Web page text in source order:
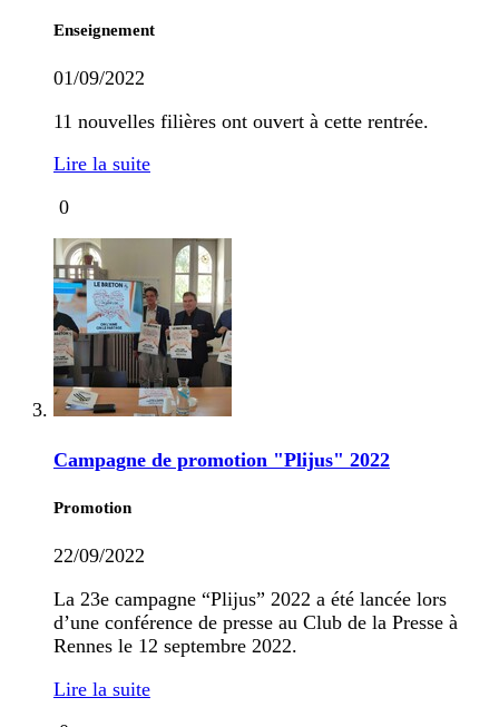
Enseignement
01/09/2022
11 nouvelles filières ont ouvert à cette rentrée.
Lire la suite
0
Campagne de promotion "Plijus" 2022
Promotion
22/09/2022
La 23e campagne “Plijus” 2022 a été lancée lors
d’une conférence de presse au Club de la Presse à
Rennes le 12 septembre 2022.
Lire la suite